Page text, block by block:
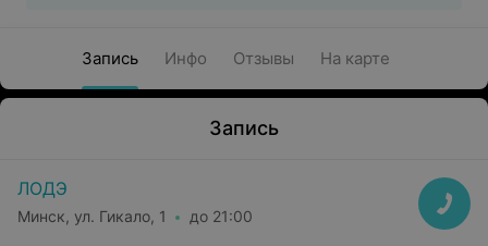
Запись Инфо Отзывы На карте
Запись
ЛОДЭ
Минск, ул. Гикало, 1 до 21:00